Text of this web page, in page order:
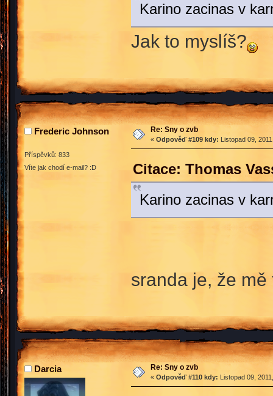
Karino zacinas v
Jak to myslíš?
Frederic Johnson
Příspěvků: 833
Víte jak chodí e-mail? :D
Re: Sny o zvb
« Odpověď #109 kdy: Listopad 09,
Citace: Thomas
Karino zacinas v
sranda je, že
Darcia Re: Sny o zvb
« Odpověď #110 kdy: Listopad 09,